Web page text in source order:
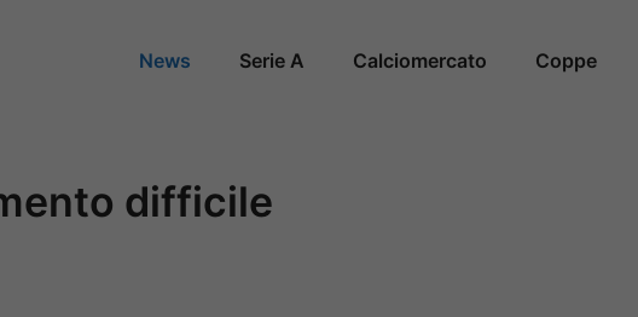
News Serie A Calciomercato Coppe
difficile